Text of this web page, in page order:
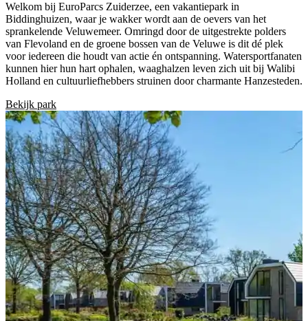
Welkom bij EuroParcs Zuiderzee, een vakantiepark in
Biddinghuizen, waar je wakker wordt aan de oevers van het
sprankelende Veluwemeer. Omringd door de uitgestrekte polders
van Flevoland en de groene bossen van de Veluwe is dit dé plek
voor iedereen die houdt van actie én ontspanning. Watersportfanaten
kunnen hier hun hart ophalen, waaghalzen leven zich uit bij Walibi
Holland en cultuurliefhebbers struinen door charmante Hanzesteden.
Bekijk park